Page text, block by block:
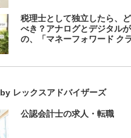
税理士として独立したら、
べき？アナログとデジタル
の、「マネーフォワード ク
by レックスアドバイザーズ
公認会計士の求人・転職